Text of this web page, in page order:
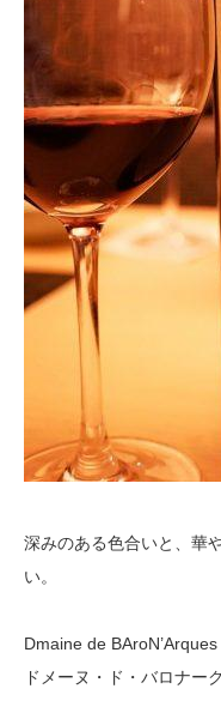
深みのある色合いと、華
い。
Dmaine de
ドメーヌ・ド・バロナー